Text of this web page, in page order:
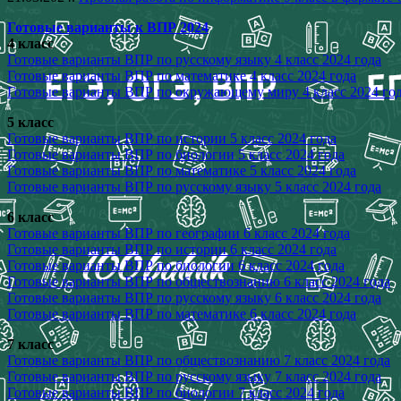
Готовые варианты к ВПР 2024
4 класс
Готовые варианты ВПР по русскому языку 4 класс 2024 года
Готовые варианты ВПР по математике 4 класс 2024 года
Готовые варианты ВПР по окружающему миру 4 класс 2024
5 класс
Готовые варианты ВПР по истории 5 класс 2024 года
Готовые варианты ВПР по биологии 5 класс 2024 года
Готовые варианты ВПР по математике 5 класс 2024 года
Готовые варианты ВПР по русскому языку 5 класс 2024 года
6 класс
Готовые варианты ВПР по географии 6 класс 2024 года
Готовые варианты ВПР по истории 6 класс 2024 года
Готовые варианты ВПР по биологии 6 класс 2024 года
Готовые варианты ВПР по обществознанию 6 класс 2024 года
Готовые варианты ВПР по русскому языку 6 класс 2024 года
Готовые варианты ВПР по математике 6 класс 2024 года
7 класс
Готовые варианты ВПР по обществознанию 7 класс 2024 года
Готовые варианты ВПР по русскому языку 7 класс 2024 года
Готовые варианты ВПР по биологии 7 класс 2024 года